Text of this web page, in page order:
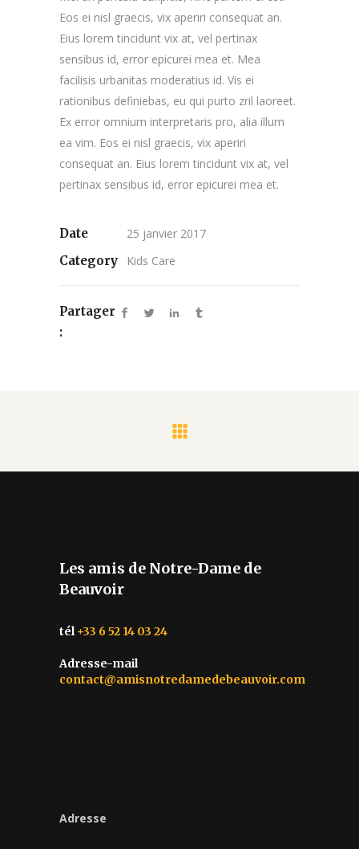
Eos ei nisl graecis, vix aperiri consequat an.
Eius lorem tincidunt vix at, vel pertinax
sensibus id, error epicurei mea et. Mea
facilisis urbanitas moderatius id. Vis ei
rationibus definiebas, eu qui purto zril laoreet.
Ex error omnium interpretaris pro, alia illum
ea vim. Eos ei nisl graecis, vix aperiri
consequat an. Eius lorem tincidunt vix at, vel
pertinax sensibus id, error epicurei mea et.
Date
25 janvier 2017
Category
Kids Care
Partager
:
Les amis de Notre-Dame de
Beauvoir
tél +33 6 52 14 03 24
Adresse-mail
contact@amisnotredamedebeauvoir.com
Adresse